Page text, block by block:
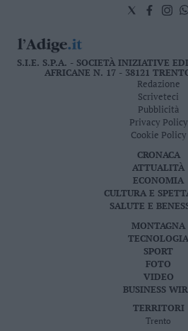
S.I.E. S.P.A. - SOCIETÀ INIZIATIVE
AFRICANE N. 17 - 38121
Redazione
Scriveteci
Pubblicità
Privacy Policy
Cookie Policy
CRONACA
ATTUALITÀ
ECONOMIA
CULTURA E
SALUTE E
MONTAGNA
TECNOLOGIA
SPORT
FOTO
VIDEO
BUSINESS
TERRITORI
Trento